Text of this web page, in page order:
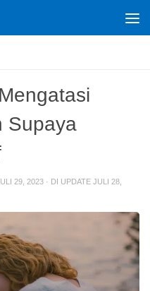
Supaya
29, 2023 · DI UPDATE JULI 28,